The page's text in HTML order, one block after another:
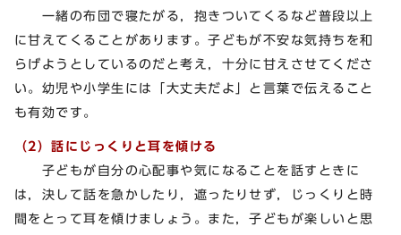
一緒の布団で寝たがる，抱きついてくるなど普段以上
に甘えてくることがあります。子どもが不安な気持ちを和
らげようとしているのだと考え，十分に甘えさせてくださ
い。幼児や小学生には「大丈夫だよ」と言葉で伝えること
も有効です。
（2）話にじっくりと耳を傾ける
子どもが自分の心配事や気になることを話すときに
は，決して話を急かしたり，遮ったりせず，じっくりと時
間をとって耳を傾けましょう。また，子どもが楽しいと思